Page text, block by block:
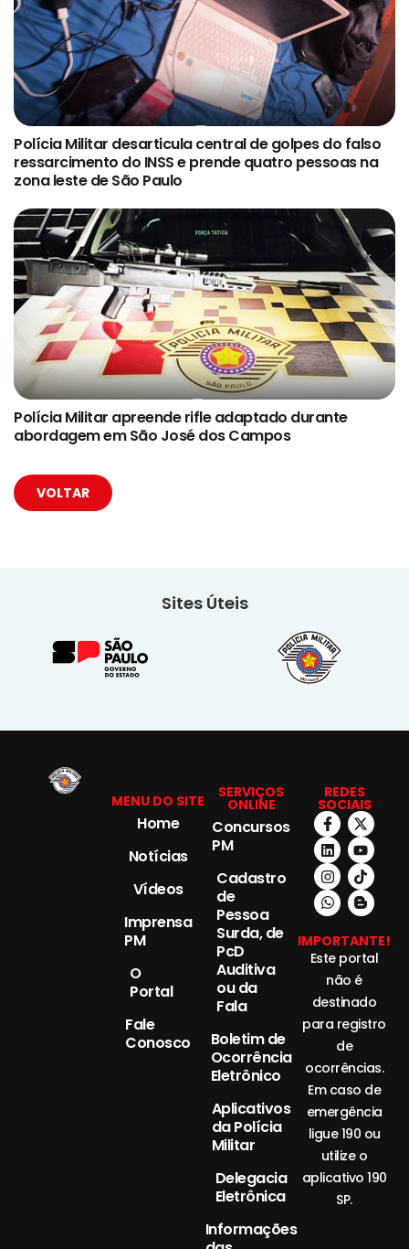
Polícia Militar desarticula central de golpes do falso
ressarcimento do INSS e prende quatro pessoas na
zona leste de São Paulo
Polícia Militar apreende rifle adaptado durante
abordagem em São José dos Campos
VOLTAR
Sites Úteis
MENU DO SITE
Home
Notícias
Vídeos
Imprensa
PM
O
Portal
Fale
Conosco
SERVIÇOS
ONLINE
Concursos
PM
Cadastro
de
Pessoa
Surda, de
PcD
Auditiva
ou da
Fala
Boletim de
Ocorrência
Eletrônico
Aplicativos
da Polícia
Militar
Delegacia
Eletrônica
Informações
REDES
SOCIAIS
IMPORTANTE!
Este portal
não é
destinado
para registro
de
ocorrências.
Em caso de
emergência
ligue 190 ou
utilize o
aplicativo 190
SP.